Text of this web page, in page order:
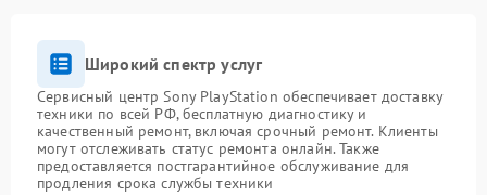
Широкий спектр услуг
Сервисный центр Sony PlayStation обеспечивает доставку
техники по всей РФ, бесплатную диагностику и
качественный ремонт, включая срочный ремонт. Клиенты
могут отслеживать статус ремонта онлайн. Также
предоставляется постгарантийное обслуживание для
продления срока службы техники